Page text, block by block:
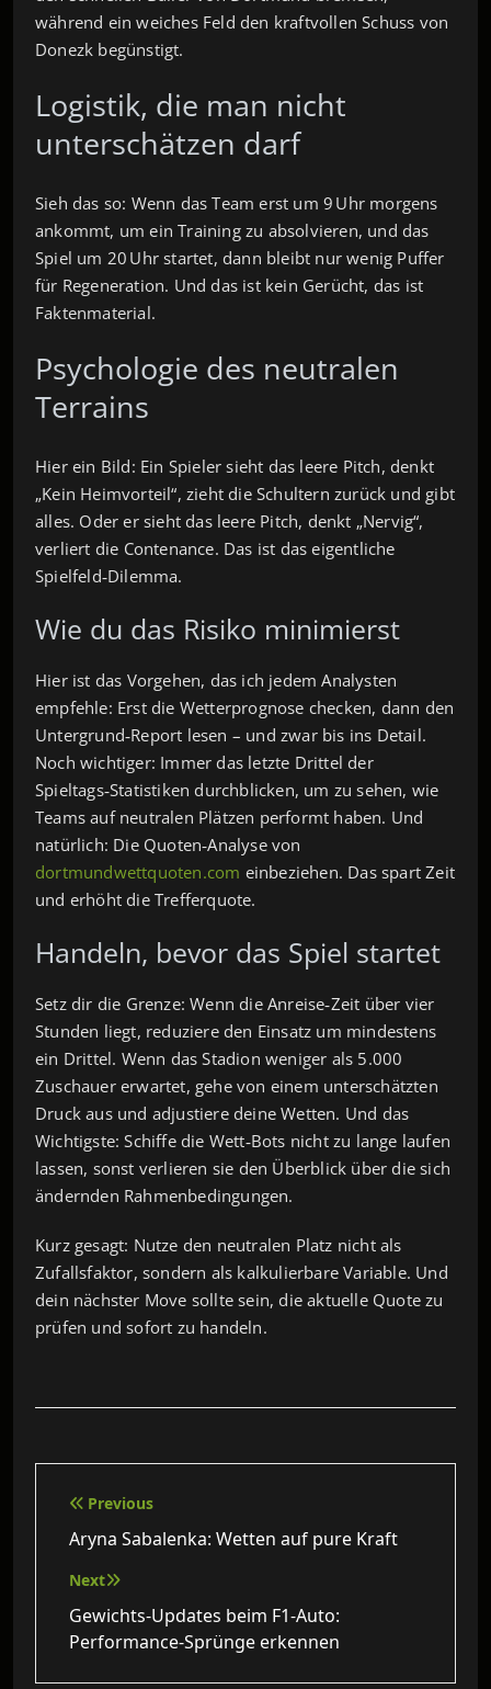
während ein weiches Feld den kraftvollen Schuss von
Donezk begünstigt.
Logistik, die man nicht
unterschätzen darf
Sieh das so: Wenn das Team erst um 9 Uhr morgens
ankommt, um ein Training zu absolvieren, und das
Spiel um 20 Uhr startet, dann bleibt nur wenig Puffer
für Regeneration. Und das ist kein Gerücht, das ist
Faktenmaterial.
Psychologie des neutralen
Terrains
Hier ein Bild: Ein Spieler sieht das leere Pitch, denkt
„Kein Heimvorteil“, zieht die Schultern zurück und gibt
alles. Oder er sieht das leere Pitch, denkt „Nervig“,
verliert die Contenance. Das ist das eigentliche
Spielfeld‑Dilemma.
Wie du das Risiko minimierst
Hier ist das Vorgehen, das ich jedem Analysten
empfehle: Erst die Wetterprognose checken, dann den
Untergrund‑Report lesen – und zwar bis ins Detail.
Noch wichtiger: Immer das letzte Drittel der
Spieltags‑Statistiken durchblicken, um zu sehen, wie
Teams auf neutralen Plätzen performt haben. Und
natürlich: Die Quoten‑Analyse von
dortmundwettquoten.com einbeziehen. Das spart Zeit
und erhöht die Trefferquote.
Handeln, bevor das Spiel startet
Setz dir die Grenze: Wenn die Anreise‑Zeit über vier
Stunden liegt, reduziere den Einsatz um mindestens
ein Drittel. Wenn das Stadion weniger als 5.000
Zuschauer erwartet, gehe von einem unterschätzten
Druck aus und adjustiere deine Wetten. Und das
Wichtigste: Schiffe die Wett‑Bots nicht zu lange laufen
lassen, sonst verlieren sie den Überblick über die sich
ändernden Rahmenbedingungen.
Kurz gesagt: Nutze den neutralen Platz nicht als
Zufallsfaktor, sondern als kalkulierbare Variable. Und
dein nächster Move sollte sein, die aktuelle Quote zu
prüfen und sofort zu handeln.
Beitragsnavigation
Previous
Aryna Sabalenka: Wetten auf pure Kraft
Next
Gewichts‑Updates beim F1‑Auto:
Performance‑Sprünge erkennen